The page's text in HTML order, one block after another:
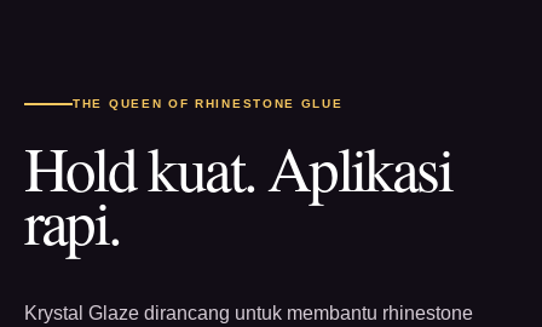
THE QUEEN OF RHINESTONE GLUE
Hold kuat. Aplikasi
rapi.
Krystal Glaze dirancang untuk membantu rhinestone